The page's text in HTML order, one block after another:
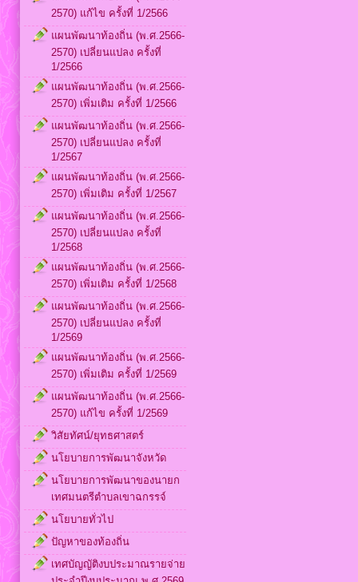
2570) แก้ไข ครั้งที่ 1/2566
แผนพัฒนาท้องถิ่น (พ.ศ.2566-
2570) เปลี่ยนแปลง ครั้งที่
1/2566
แผนพัฒนาท้องถิ่น (พ.ศ.2566-
2570) เพิ่มเติม ครั้งที่ 1/2566
แผนพัฒนาท้องถิ่น (พ.ศ.2566-
2570) เปลี่ยนแปลง ครั้งที่
1/2567
แผนพัฒนาท้องถิ่น (พ.ศ.2566-
2570) เพิ่มเติม ครั้งที่ 1/2567
แผนพัฒนาท้องถิ่น (พ.ศ.2566-
2570) เปลี่ยนแปลง ครั้งที่
1/2568
แผนพัฒนาท้องถิ่น (พ.ศ.2566-
2570) เพิ่มเติม ครั้งที่ 1/2568
แผนพัฒนาท้องถิ่น (พ.ศ.2566-
2570) เปลี่ยนแปลง ครั้งที่
1/2569
แผนพัฒนาท้องถิ่น (พ.ศ.2566-
2570) เพิ่มเติม ครั้งที่ 1/2569
แผนพัฒนาท้องถิ่น (พ.ศ.2566-
2570) แก้ไข ครั้งที่ 1/2569
วิสัยทัศน์/ยุทธศาสตร์
นโยบายการพัฒนาจังหวัด
นโยบายการพัฒนาของนายก
เทศมนตรีตำบลเขาฉกรรจ์
นโยบายทั่วไป
ปัญหาของท้องถิ่น
เทศบัญญัติงบประมาณรายจ่าย